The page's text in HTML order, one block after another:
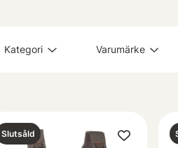
Kategori Varumärke
Slutsåld